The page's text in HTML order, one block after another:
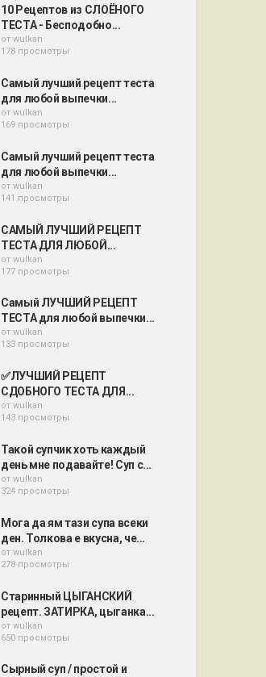
10 Рецептов из СЛОЁНОГО
ТЕСТА - Бесподобно...
от wulkan
178 просмотры
Самый лучший рецепт теста
для любой выпечки...
от wulkan
169 просмотры
Самый лучший рецепт теста
для любой выпечки...
от wulkan
141 просмотры
САМЫЙ ЛУЧШИЙ РЕЦЕПТ
ТЕСТА ДЛЯ ЛЮБОЙ...
от wulkan
177 просмотры
Самый ЛУЧШИЙ РЕЦЕПТ
ТЕСТА для любой выпечки...
от wulkan
133 просмотры
✅ЛУЧШИЙ РЕЦЕПТ
СДОБНОГО ТЕСТА ДЛЯ...
от wulkan
143 просмотры
Такой супчик хоть каждый
день мне подавайте! Суп с...
от wulkan
324 просмотры
Мога да ям тази супа всеки
ден. Толкова е вкусна, че...
от wulkan
278 просмотры
Старинный ЦЫГАНСКИЙ
рецепт. ЗАТИРКА, цыганка...
от wulkan
650 просмотры
Сырный суп / простой и